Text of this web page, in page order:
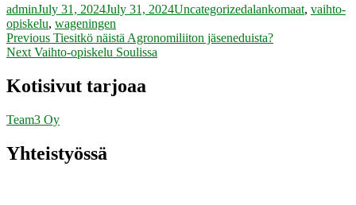
Author
adminPosted
on
July 31, 2024July 31, 2024Categories
UncategorizedTags
alankomaat, vaihto-
opiskelu, wageningen
Post
navigation
Previous Previous
post:
Tiesitkö näistä Agronomiliiton jäseneduista?
Next Next
Vaihto-opiskelu Soulissa
Kotisivut tarjoaa
Team3 Oy
Yhteistyössä